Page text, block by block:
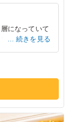
す◎
になっていて
ースがさっぱ
丸子2026/07/14
続きを見る